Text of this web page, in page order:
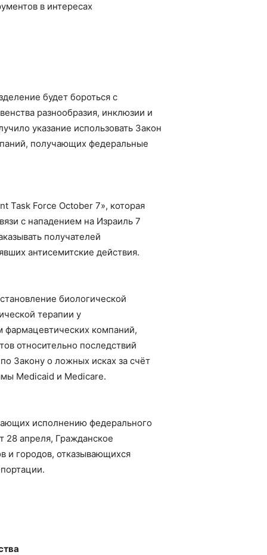
в интересах
будет бороться с
разнообразия, инклюзии и
указание использовать Закон
получающих федеральные
Task Force October 7», которая
с нападением на Израиль 7
получателей
антисемитские действия.
биологической
терапии у
компаний,
относительно последствий
Закону о ложных исках за счёт
Medicaid и Medicare.
исполнению федерального
28 апреля, Гражданское
и городов, отказывающихся